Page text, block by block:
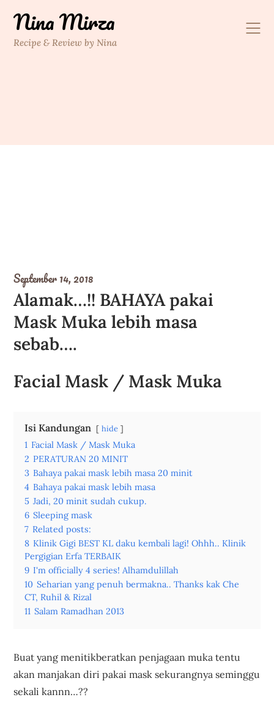
content
Nina Mirza
Recipe & Review by Nina
September 14, 2018
Alamak…!! BAHAYA pakai
Mask Muka lebih masa
sebab….
Facial Mask / Mask Muka
Isi Kandungan hide
1 Facial Mask / Mask Muka
2 PERATURAN 20 MINIT
3 Bahaya pakai mask lebih masa 20 minit
4 Bahaya pakai mask lebih masa
5 Jadi, 20 minit sudah cukup.
6 Sleeping mask
7 Related posts:
8 Klinik Gigi BEST KL daku kembali lagi! Ohhh.. Klinik
Pergigian Erfa TERBAIK
9 I'm officially 4 series! Alhamdulillah
10 Seharian yang penuh bermakna.. Thanks kak Che
CT, Ruhil & Rizal
11 Salam Ramadhan 2013
Buat yang menitikberatkan penjagaan muka tentu
akan manjakan diri pakai mask sekurangnya seminggu
sekali kannn…??